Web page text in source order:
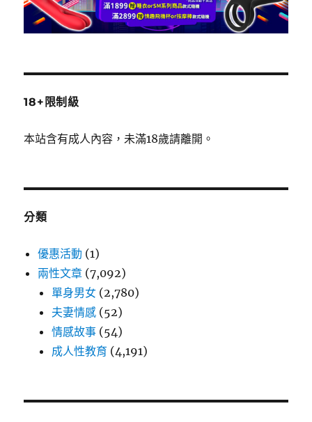
18+限制級
本站含有成人內容，未滿18歲請離開。
分類
優惠活動 (1)
兩性文章 (7,092)
單身男女 (2,780)
夫妻情感 (52)
情感故事 (54)
成人性教育 (4,191)